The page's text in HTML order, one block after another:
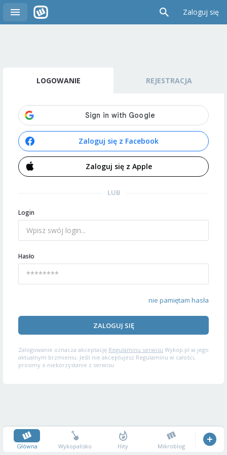
Zaloguj się
LOGOWANIE REJESTRACJA
Zaloguj się z Facebook
Zaloguj się z Apple
LUB
Login
Hasło
nie pamiętam hasła
ZALOGUJ SIĘ
Zalogowanie oznacza akceptację Regulaminu serwisu Wykop.pl w jego
aktualnym brzmieniu. Jeśli nie akceptujesz Regulaminu w całości,
prosimy o niekorzystanie z serwisu.
Główna Wykopalisko Hity Mikroblog